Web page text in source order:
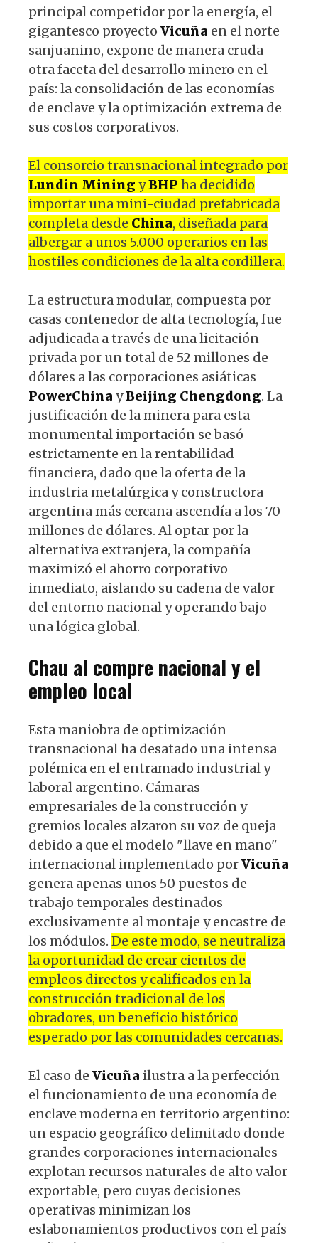
principal competidor por la energía, el
gigantesco proyecto Vicuña en el norte
sanjuanino, expone de manera cruda
otra faceta del desarrollo minero en el
país: la consolidación de las economías
de enclave y la optimización extrema de
sus costos corporativos.
El consorcio transnacional integrado por
Lundin Mining yBHP ha decidido
importar una mini-ciudad prefabricada
completa desde China, diseñada para
albergar a unos 5.000 operarios en las
hostiles condiciones de la alta cordillera.
La estructura modular, compuesta por
casas contenedor de alta tecnología, fue
adjudicada a través de una licitación
privada por un total de 52 millones de
dólares a las corporaciones asiáticas
PowerChina yBeijing Chengdong. La
justificación de la minera para esta
monumental importación se basó
estrictamente en la rentabilidad
financiera, dado que la oferta de la
industria metalúrgica y constructora
argentina más cercana ascendía a los 70
millones de dólares. Al optar por la
alternativa extranjera, la compañía
maximizó el ahorro corporativo
inmediato, aislando su cadena de valor
del entorno nacional y operando bajo
una lógica global.
Chau al compre nacional y el
empleo local
Esta maniobra de optimización
transnacional ha desatado una intensa
polémica en el entramado industrial y
laboral argentino. Cámaras
empresariales de la construcción y
gremios locales alzaron su voz de queja
debido a que el modelo "llave en mano"
internacional implementado porVicuña
genera apenas unos 50 puestos de
trabajo temporales destinados
exclusivamente al montaje y encastre de
los módulos. De este modo, se neutraliza
la oportunidad de crear cientos de
empleos directos y calificados en la
construcción tradicional de los
obradores, un beneficio histórico
esperado por las comunidades cercanas.
El caso de Vicuña ilustra a la perfección
el funcionamiento de una economía de
enclave moderna en territorio argentino:
un espacio geográfico delimitado donde
grandes corporaciones internacionales
explotan recursos naturales de alto valor
exportable, pero cuyas decisiones
operativas minimizan los
eslabonamientos productivos con el país